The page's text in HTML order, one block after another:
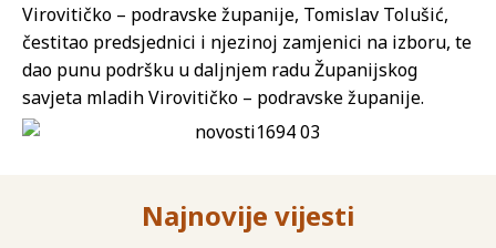
Virovitičko – podravske županije, Tomislav Tolušić,
čestitao predsjednici i njezinoj zamjenici na izboru, te
dao punu podršku u daljnjem radu Županijskog
savjeta mladih Virovitičko – podravske županije.
Najnovije vijesti